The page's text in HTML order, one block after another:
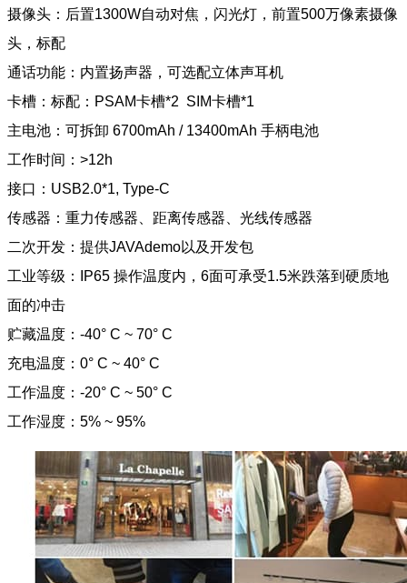
摄像头：后置1300W自动对焦，闪光灯，前置500万像素摄像
头，标配
通话功能：内置扬声器，可选配立体声耳机
卡槽：标配：PSAM卡槽*2 SIM卡槽*1
主电池：可拆卸 6700mAh / 13400mAh 手柄电池
工作时间：>12h
接口：USB2.0*1, Type-C
传感器：重力传感器、距离传感器、光线传感器
二次开发：提供JAVAdemo以及开发包
工业等级：IP65 操作温度内，6面可承受1.5米跌落到硬质地
面的冲击
贮藏温度：-40° C ~ 70° C
充电温度：0° C ~ 40° C
工作温度：-20° C ~ 50° C
工作湿度：5% ~ 95%